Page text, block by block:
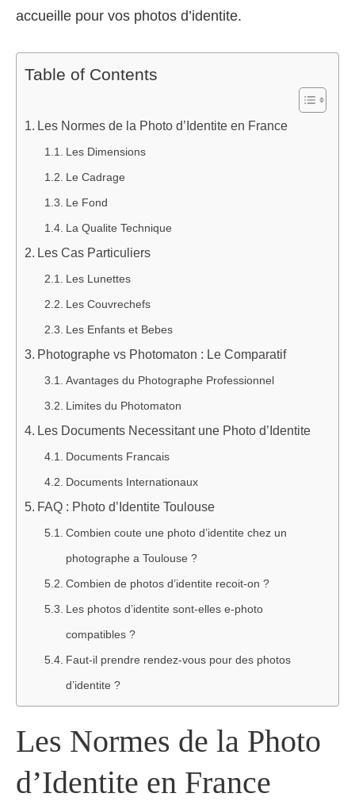
accueille pour vos photos d’identite.
Table of Contents
Les Normes de la Photo d’Identite en France
Les Dimensions
Le Cadrage
Le Fond
La Qualite Technique
Les Cas Particuliers
Les Lunettes
Les Couvrechefs
Les Enfants et Bebes
Photographe vs Photomaton : Le Comparatif
Avantages du Photographe Professionnel
Limites du Photomaton
Les Documents Necessitant une Photo d’Identite
Documents Francais
Documents Internationaux
FAQ : Photo d’Identite Toulouse
Combien coute une photo d’identite chez un
photographe a Toulouse ?
Combien de photos d’identite recoit-on ?
Les photos d’identite sont-elles e-photo
compatibles ?
Faut-il prendre rendez-vous pour des photos
d’identite ?
Les Normes de la Photo
d’Identite en France